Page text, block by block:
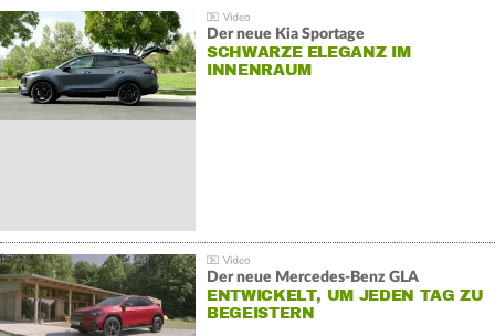
Der neue Kia Sportage
SCHWARZE ELEGANZ IM
INNENRAUM
Der neue Mercedes-Benz GLA
ENTWICKELT, UM JEDEN TAG ZU
BEGEISTERN